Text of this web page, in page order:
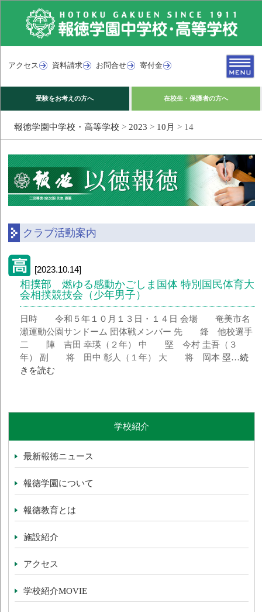
アクセス 資料請求 お問合せ 寄付金
受験をお考えの方へ 在校生・保護者の方へ
報徳学園中学校・高等学校 > 2023 > 10月 > 14
クラブ活動案内
[2023.10.14]
相撲部 燃ゆる感動かごしま国体 特別国民体育大
会相撲競技会（少年男子）
日時 令和５年１０月１３日・１４日 会場 奄美市名
瀬運動公園サンドーム 団体戦メンバー 先 鋒 他校選手
二 陣 吉田 幸瑛（２年） 中 堅 今村 圭吾（３
年） 副 将 田中 彰人（１年） 大 将 岡本 塁…続
きを読む
学校紹介
最新報徳ニュース
報徳学園について
報徳教育とは
施設紹介
アクセス
学校紹介MOVIE